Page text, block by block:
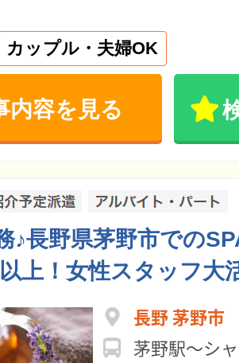
カップル・夫婦OK
内容を見る
♪長野県茅野市での
上！女性スタッフ大
長野 茅野市
茅野駅～シ